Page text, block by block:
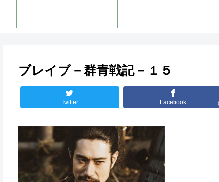
ブレイブ－群青戦記－１５
Twitter Facebook